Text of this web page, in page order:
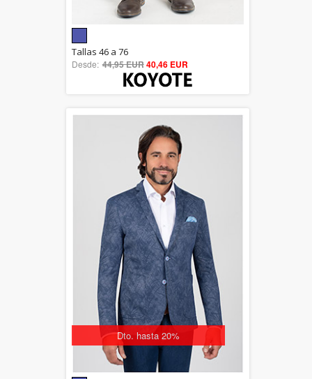
out of 5
Tallas 46 a 76
Desde: 44,95 EUR40,46 EUR
Dto. hasta 20%